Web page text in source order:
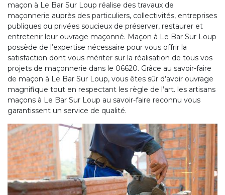
maçon à Le Bar Sur Loup réalise des travaux de
maçonnerie auprès des particuliers, collectivités, entreprises
publiques ou privées soucieux de préserver, restaurer et
entretenir leur ouvrage maçonné. Maçon à Le Bar Sur Loup
possède de l’expertise nécessaire pour vous offrir la
satisfaction dont vous mériter sur la réalisation de tous vos
projets de maçonnerie dans le 06620. Grâce au savoir-faire
de maçon à Le Bar Sur Loup, vous êtes sûr d’avoir ouvrage
magnifique tout en respectant les règle de l’art. les artisans
maçons à Le Bar Sur Loup au savoir-faire reconnu vous
garantissent un service de qualité.